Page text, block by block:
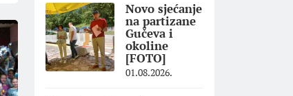
Novo sjećanje
na partizane
Gučeva i
okoline
[FOTO]
01.08.2026.